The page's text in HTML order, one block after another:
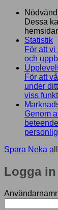
Dessa
Statistik
För att
och
För att
under
viss
Genom
Spara Neka
Logga in